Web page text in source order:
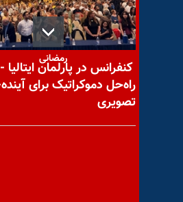
با یاد مجاهد
رمضانی
کنفرانس در پارلمان
راه‌حل دموکراتیک برای
تصویری